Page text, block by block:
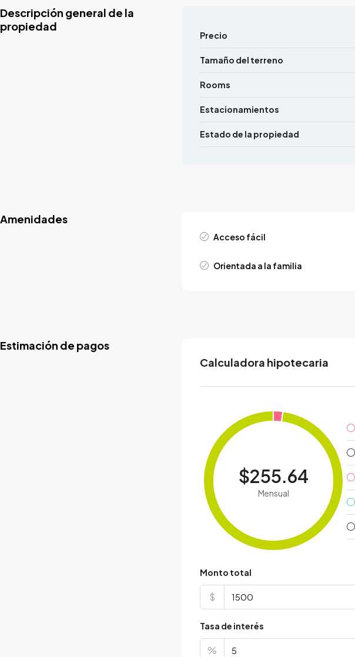
Descripción general de la
propiedad
Precio
Tamaño del terreno
Rooms
Estacionamientos
Estado de la propiedad
Amenidades
Acceso fácil
Orientada a la familia
Estimación de pagos
Calculadora hipotecaria
$255.64
Mensual
Monto total
$
Tasa de interés
%